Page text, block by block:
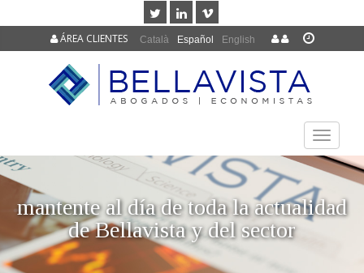
Català Español English
ÁREA CLIENTES
TOGGLE
mantente al día de toda la actualidad
de Bellavista y del sector